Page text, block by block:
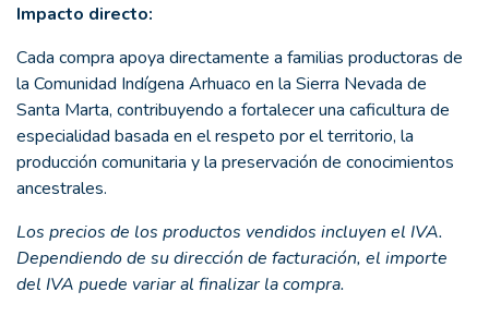
Impacto directo:
Cada compra apoya directamente a familias productoras de
la Comunidad Indígena Arhuaco en la Sierra Nevada de
Santa Marta, contribuyendo a fortalecer una caficultura de
especialidad basada en el respeto por el territorio, la
producción comunitaria y la preservación de conocimientos
ancestrales.
Los precios de los productos vendidos incluyen el IVA.
Dependiendo de su dirección de facturación, el importe
del IVA puede variar al finalizar la compra.